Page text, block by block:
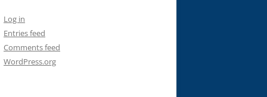
Log in
Entries feed
Comments feed
WordPress.org